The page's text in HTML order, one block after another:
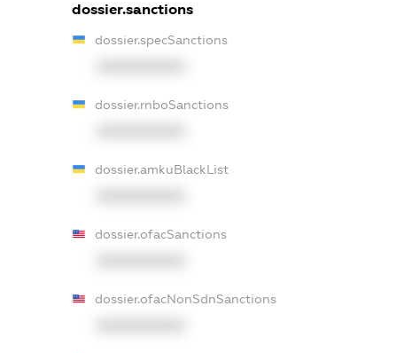
dossier.sanctions
dossier.specSanctions
dossier.rnboSanctions
dossier.amkuBlackList
dossier.ofacSanctions
dossier.ofacNonSdnSanctions